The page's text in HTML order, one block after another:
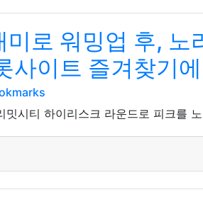
로 워밍업 후,
사이트 즐겨찾기
시티 하이리스크 라운드로 피크를